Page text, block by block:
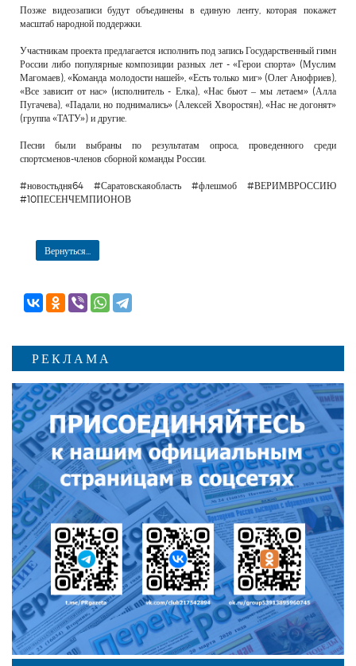
Позже видеозаписи будут объединены в единую ленту, которая покажет
масштаб народной поддержки.
Участникам проекта предлагается исполнить под запись Государственный гимн
России либо популярные композиции разных лет - «Герои спорта» (Муслим
Магомаев), «Команда молодости нашей», «Есть только миг» (Олег Анофриев),
«Все зависит от нас» (исполнитель - Елка), «Нас бьют – мы летаем» (Алла
Пугачева), «Падали, но поднимались» (Алексей Хворостян), «Нас не догонят»
(группа «ТАТУ») и другие.
Песни были выбраны по результатам опроса, проведенного среди
спортсменов-членов сборной команды России.
#новостьдня64 #Саратовскаяобласть #флешмоб #ВЕРИМВРОССИЮ
#10ПЕСЕНЧЕМПИОНОВ
Вернуться...
РЕКЛАМА